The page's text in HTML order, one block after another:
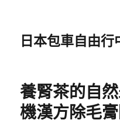
日本包車自由行
養腎茶的自
機漢方除毛